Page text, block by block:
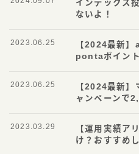
インデックス
ないよ！
【2024最新
pontaポイン
2023.06.25
【2024最新
ャンペーンで
2023.06.25
【運用実績ア
け？おすすめ
2023.03.29